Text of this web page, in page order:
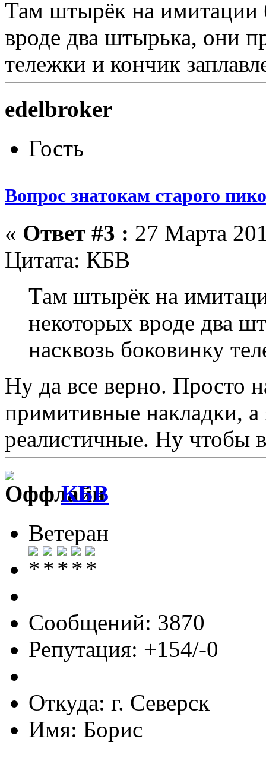
Там штырёк на имитации
вроде два штырька, они
тележки и кончик
edelbroker
Гость
Вопрос знатокам старого пико
« Ответ #3 : 27 Марта
Цитата: КБВ
Там штырёк на
некоторых вроде два
насквозь боковинку
Ну да все верно. Просто
примитивные накладки, а
реалистичные. Ну чтобы
КБВ
Ветеран
Сообщений: 3870
Репутация: +154/-0
Откуда: г. Северск
Имя: Борис